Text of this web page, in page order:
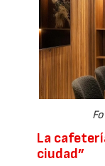
La
ciudad”